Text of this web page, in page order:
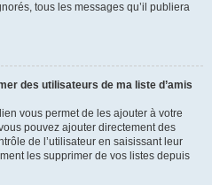
tous les messages qu’il publiera
des utilisateurs de ma liste d’amis
vous permet de les ajouter à votre
pouvez ajouter directement des
de l’utilisateur en saisissant leur
les supprimer de vos listes depuis